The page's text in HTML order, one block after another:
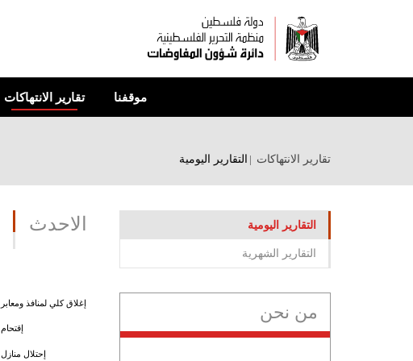
موقفنا تقارير الانتهاكات
تقارير الانتهاكات التقارير اليومية
الاحدث
إغلاق كلي لمنافذ ومعابر
إقتحام
إحتلال منازل
التقارير اليومية
التقارير الشهرية
من نحن